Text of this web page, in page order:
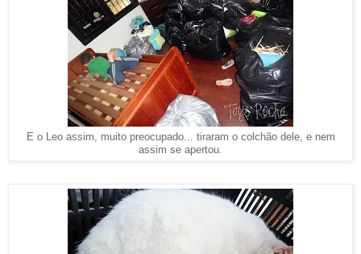
E o Leo assim, muito preocupado... tiraram o colchão dele, e nem
assim se apertou.